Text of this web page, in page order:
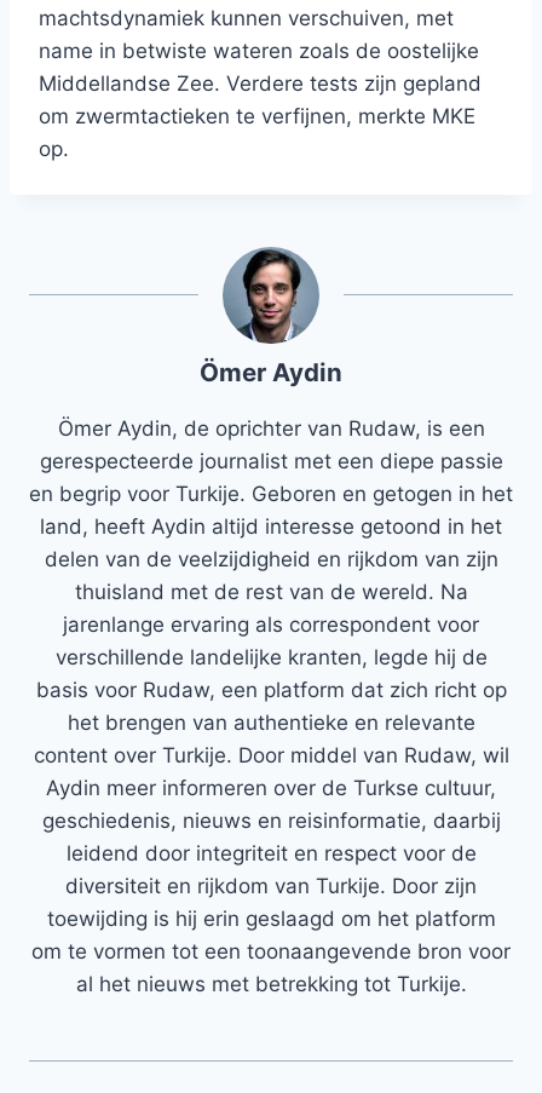
machtsdynamiek kunnen verschuiven, met
name in betwiste wateren zoals de oostelijke
Middellandse Zee. Verdere tests zijn gepland
om zwermtactieken te verfijnen, merkte MKE
op.
Ömer Aydin
Ömer Aydin, de oprichter van Rudaw, is een
gerespecteerde journalist met een diepe passie
en begrip voor Turkije. Geboren en getogen in het
land, heeft Aydin altijd interesse getoond in het
delen van de veelzijdigheid en rijkdom van zijn
thuisland met de rest van de wereld. Na
jarenlange ervaring als correspondent voor
verschillende landelijke kranten, legde hij de
basis voor Rudaw, een platform dat zich richt op
het brengen van authentieke en relevante
content over Turkije. Door middel van Rudaw, wil
Aydin meer informeren over de Turkse cultuur,
geschiedenis, nieuws en reisinformatie, daarbij
leidend door integriteit en respect voor de
diversiteit en rijkdom van Turkije. Door zijn
toewijding is hij erin geslaagd om het platform
om te vormen tot een toonaangevende bron voor
al het nieuws met betrekking tot Turkije.